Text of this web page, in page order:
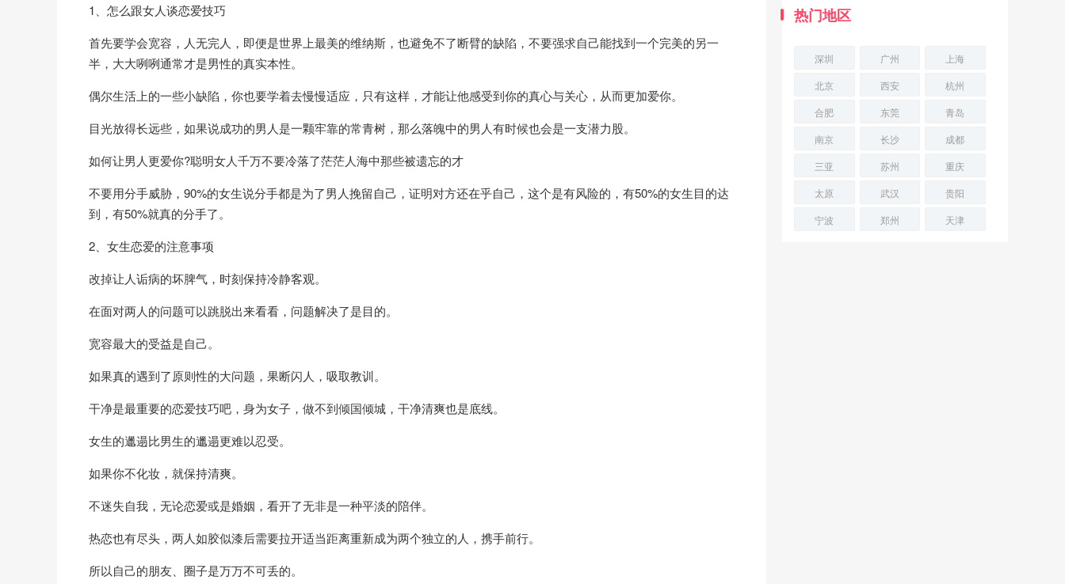
1、怎么跟女人谈恋爱技巧
首先要学会宽容，人无完人，即便是世界上最美的维纳斯，也避免不了断臂的缺陷，不要强求自己能找到一个完美的另一
半，大大咧咧通常才是男性的真实本性。
偶尔生活上的一些小缺陷，你也要学着去慢慢适应，只有这样，才能让他感受到你的真心与关心，从而更加爱你。
目光放得长远些，如果说成功的男人是一颗牢靠的常青树，那么落魄中的男人有时候也会是一支潜力股。
如何让男人更爱你?聪明女人千万不要冷落了茫茫人海中那些被遗忘的才
不要用分手威胁，90%的女生说分手都是为了男人挽留自己，证明对方还在乎自己，这个是有风险的，有50%的女生目的达
到，有50%就真的分手了。
2、女生恋爱的注意事项
改掉让人诟病的坏脾气，时刻保持冷静客观。
在面对两人的问题可以跳脱出来看看，问题解决了是目的。
宽容最大的受益是自己。
如果真的遇到了原则性的大问题，果断闪人，吸取教训。
干净是最重要的恋爱技巧吧，身为女子，做不到倾国倾城，干净清爽也是底线。
女生的邋遢比男生的邋遢更难以忍受。
如果你不化妆，就保持清爽。
不迷失自我，无论恋爱或是婚姻，看开了无非是一种平淡的陪伴。
热恋也有尽头，两人如胶似漆后需要拉开适当距离重新成为两个独立的人，携手前行。
所以自己的朋友、圈子是万万不可丢的。
热门地区
深圳 广州
上海
北京
西安
杭州
合肥
东莞
青岛
南京
长沙
成都
三亚
苏州
重庆
太原
武汉
贵阳
宁波
郑州 天津